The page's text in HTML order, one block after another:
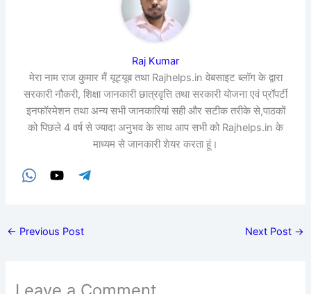
Raj Kumar
मेरा नाम राज कुमार मैं यूट्यूब तथा Rajhelps.in वेबसाइट ब्लॉग के द्वारा
सरकारी नौकरी, शिक्षा जानकारी छात्रवृत्ति तथा सरकारी योजना एवं प्रॉपर्टी
इनफॉरमेशन तथा अन्य सभी जानकारियां सही और सटीक तरीके से,पाठकों
को पिछले 4 वर्ष से ज्यादा अनुभव के साथ आप सभी को Rajhelps.in के
माध्यम से जानकारी शेयर करता हूं।
← Previous Post Next Post →